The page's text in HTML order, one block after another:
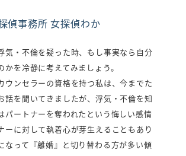
概要
士紹介
書士紹介
偵読み物 お知らせ
偵事務所 女探偵わか
気・不倫を疑った時、もし事実なら自分
かを冷静に考えてみましょう。
ウンセラーの資格を持つ私は、今までた
話を聞いてきましたが、浮気・不倫を知
パートナーを奪われたという悔しい感情
ーに対して執着心が芽生えることもあり
なって『離婚』と切り替わる方が多い傾